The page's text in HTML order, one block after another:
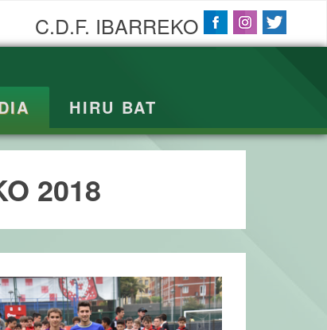
C.D.F. IBARREKO
HIRU BAT
2018